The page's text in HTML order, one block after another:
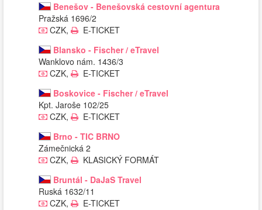
Benešov - Benešovská cestovní agentura
Pražská 1696/2
CZK,
E-TICKET
Blansko - Fischer / eTravel
Wanklovo nám. 1436/3
CZK,
E-TICKET
Boskovice - Fischer / eTravel
Kpt. Jaroše 102/25
CZK,
E-TICKET
Brno - TIC BRNO
Zámečnická 2
CZK,
KLASICKÝ FORMÁT
Bruntál - DaJaS Travel
Ruská 1632/11
CZK,
E-TICKET